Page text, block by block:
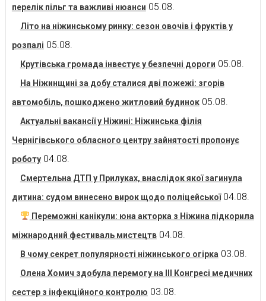
перелік пільг та важливі нюанси 05.08.
Літо на ніжинському ринку: сезон овочів і фруктів у
розпалі 05.08.
Крутівська громада інвестує у безпечні дороги 05.08.
На Ніжинщині за добу сталися дві пожежі: згорів
автомобіль, пошкоджено житловий будинок 05.08.
Актуальні вакансії у Ніжині: Ніжинська філія
Чернігівського обласного центру зайнятості пропонує
роботу 04.08.
Смертельна ДТП у Прилуках, внаслідок якої загинула
дитина: судом винесено вирок щодо поліцейської 04.08.
Переможні канікули: юна акторка з Ніжина підкорила
міжнародний фестиваль мистецтв 04.08.
В чому секрет популярності ніжинського огірка 03.08.
Олена Хомич здобула перемогу на ІІІ Конгресі медичних
сестер з інфекційного контролю 03.08.